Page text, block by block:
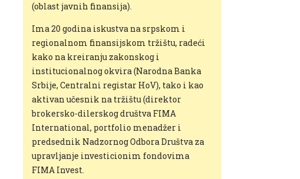
(oblast javnih finansija).
Ima 20 godina iskustva na srpskom i
regionalnom finansijskom tržištu, radeći
kako na kreiranju zakonskog i
institucionalnog okvira (Narodna Banka
Srbije, Centralni registar HoV), tako i kao
aktivan učesnik na tržištu (direktor
brokersko-dilerskog društva FIMA
International, portfolio menadžer i
predsednik Nadzornog Odbora Društva za
upravljanje investicionim fondovima
FIMA Invest.